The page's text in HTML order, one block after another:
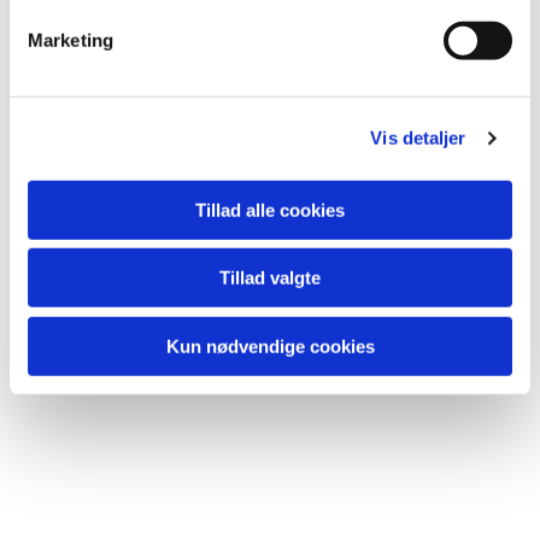
Marketing
Vis detaljer
Tillad alle cookies
Tillad valgte
Kun nødvendige cookies
Du vil måske også kunne
lide...